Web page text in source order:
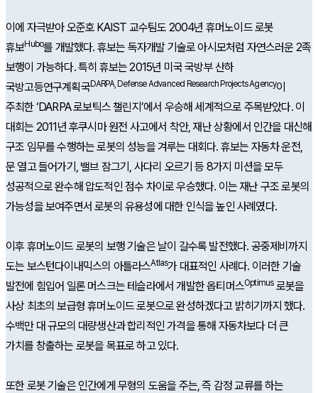
이에 자극받아 오준호 KAIST 교수팀도 2004년 휴머노이드 로봇
휴보Hubo를 개발했다. 휴보는 독자개발 기술로 아시모처럼 자연스러운 2족
보행이 가능하다. 특히 휴보는 2015년 미국 국방부 산하
국방고등연구계획국DARPA, Defense Advanced Research Projects Agency이
주최한 ‘DARPA 로보틱스 챌린지’에서 우승해 세계적으로 주목받았다. 이
대회는 2011년 후쿠시마 원전 사고에서 착안, 재난 상황에서 인간을 대신해
구조 임무를 수행하는 로봇의 성능을 겨루는 대회다. 휴보는 자동차 운전,
문 열고 들어가기, 밸브 잠그기, 사다리 오르기 등 8가지 미션을 모두
성공적으로 완수해 압도적인 점수 차이로 우승했다. 이는 재난 구조 로봇의
가능성을 보여주면서 로봇의 유용성에 대한 인식을 높인 사례였다.
이후 휴머노이드 로봇의 보행 기술은 날이 갈수록 발전했다. 공중제비까지
도는 보스턴다이내믹스의 아틀라스Atlas가 대표적인 사례다. 이러한 기술
발전에 힘입어 일론 머스크는 테슬라에서 개발한 옵티머스Optimus로봇을
사상 최초의 보급형 휴머노이드 로봇으로 완성하겠다고 밝히기까지 했다.
수백만 대 규모의 대량생산과 합리적인 가격을 통해 자동차보다 더 큰
가치를 창출하는 로봇을 목표로 하고 있다.
또한 로봇 기술은 인간에게 무형의 도움을 주는, 즉 감정 교류를 하는